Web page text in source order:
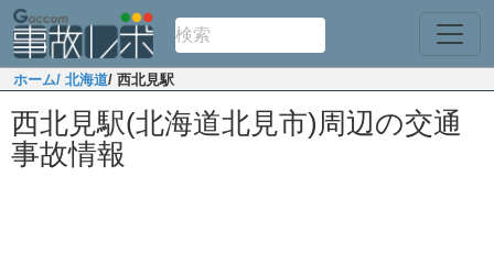
ホーム/ 北海道/ 西北見駅
西北見駅(北海道北見市)周辺の交通
事故情報